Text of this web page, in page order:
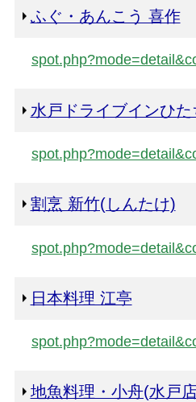
ふぐ・あんこう 喜作
水戸ドライブインひた
割烹 新竹(しんたけ)
日本料理 江亭
地魚料理・小舟(水戸